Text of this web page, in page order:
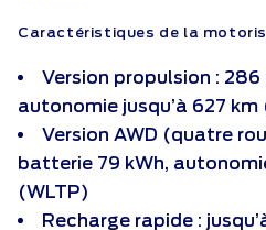
Caractéristiques de la
Version propulsion :
autonomie jusqu’à 627 km
Version AWD (quatre
batterie 79 kWh,
(WLTP)
Recharge rapide :